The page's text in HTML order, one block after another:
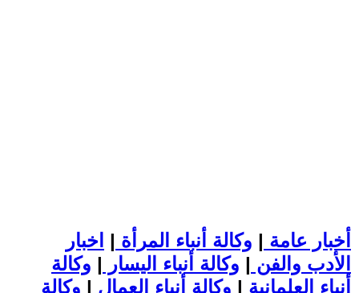
أخبار عامة | وكالة أنباء المرأة | اخبار
الأدب والفن | وكالة أنباء اليسار | وكالة
أنباء العلمانية | وكالة أنباء العمال | وكالة